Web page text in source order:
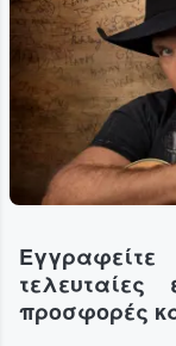
τελευταίες
προσφορές